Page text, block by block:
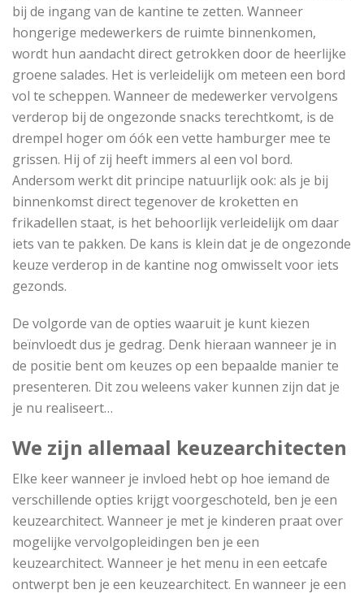
bij de ingang van de kantine te zetten. Wanneer
hongerige medewerkers de ruimte binnenkomen,
wordt hun aandacht direct getrokken door de heerlijke
groene salades. Het is verleidelijk om meteen een bord
vol te scheppen. Wanneer de medewerker vervolgens
verderop bij de ongezonde snacks terechtkomt, is de
drempel hoger om óók een vette hamburger mee te
grissen. Hij of zij heeft immers al een vol bord.
Andersom werkt dit principe natuurlijk ook: als je bij
binnenkomst direct tegenover de kroketten en
frikadellen staat, is het behoorlijk verleidelijk om daar
iets van te pakken. De kans is klein dat je de ongezonde
keuze verderop in de kantine nog omwisselt voor iets
gezonds.
De volgorde van de opties waaruit je kunt kiezen
beïnvloedt dus je gedrag. Denk hieraan wanneer je in
de positie bent om keuzes op een bepaalde manier te
presenteren. Dit zou weleens vaker kunnen zijn dat je
je nu realiseert…
We zijn allemaal keuzearchitecten
Elke keer wanneer je invloed hebt op hoe iemand de
verschillende opties krijgt voorgeschoteld, ben je een
keuzearchitect. Wanneer je met je kinderen praat over
mogelijke vervolgopleidingen ben je een
keuzearchitect. Wanneer je het menu in een eetcafe
ontwerpt ben je een keuzearchitect. En wanneer je een